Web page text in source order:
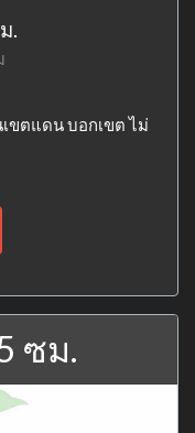
.
ขตแดน บอกเขต ไม่
ซม.